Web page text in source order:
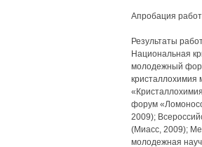
Апробация
Результаты
Национальная
молодежный
кристаллохимия
форум
2009);
(Миасс, 2009);
молодежная